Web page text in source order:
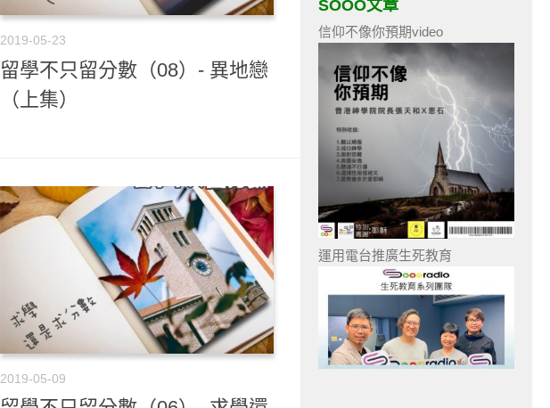
2019-05-23
留學不只留分數（08）- 異地戀
（上集）
2019-05-09
SOOO文章
信仰不像你預期video
運用電台推廣生死教育